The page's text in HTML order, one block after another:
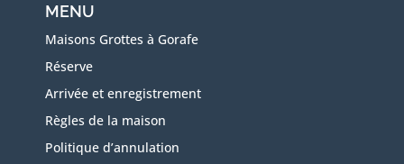
MENU
Maisons Grottes à Gorafe
Réserve
Arrivée et enregistrement
Règles de la maison
Politique d’annulation